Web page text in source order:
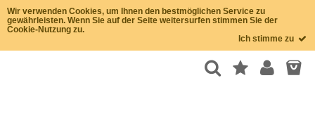
Wir verwenden Cookies, um Ihnen den bestmöglichen Service zu
gewährleisten. Wenn Sie auf der Seite weitersurfen stimmen Sie der
Cookie-Nutzung zu.
Ich stimme zu